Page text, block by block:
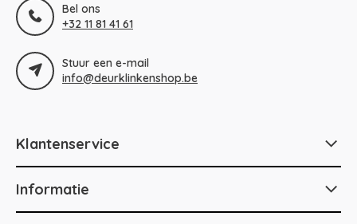
Bel ons
+32 11 81 41 61
Stuur een e-mail
info@deurklinkenshop.be
Klantenservice
Informatie